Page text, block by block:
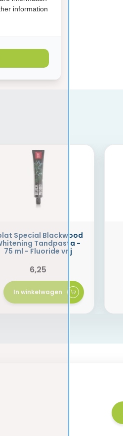
Special Blackwood
Tandpasta -
75 ml - Fluoride vrij
6,25
In winkelwagen
information